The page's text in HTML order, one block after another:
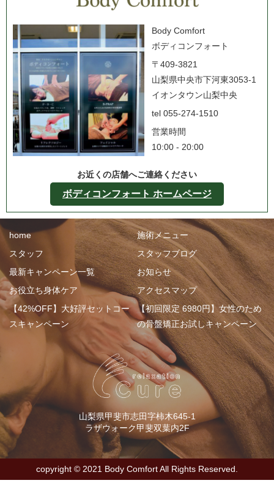
Body Comfort
ボディコンフォート
〒409-3821
山梨県中央市下河東3053-1
イオンタウン山梨中央
tel 055-274-1510
営業時間
10:00 - 20:00
お近くの店舗へご連絡ください
ボディコンフォート ホームページ
home
施術メニュー
スタッフ
スタッフブログ
最新キャンペーン一覧
お知らせ
お役立ち身体ケア
アクセスマップ
【42%OFF】大好評セットコー
スキャンペーン
【初回限定 6980円】女性のため
の骨盤矯正お試しキャンペーン
山梨県甲斐市志田字柿木645-1
ラザウォーク甲斐双葉内2F
copyright ©︎ 2021 Body Comfort All Rights Reserved.